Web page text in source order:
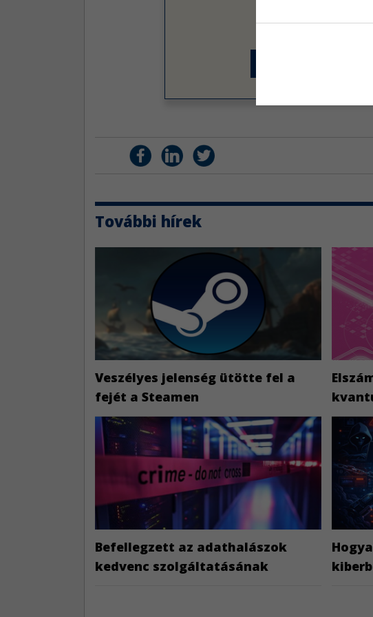
Prémium
További hírek
Veszélyes jelenség ütötte fel a
fejét a Steamen
Befellegzett az adathalászok
kedvenc szolgáltatásának